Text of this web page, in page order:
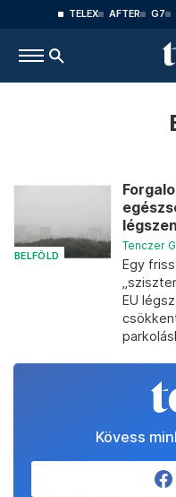
TELEX AFTER G7
BELFÖLD
Tenczer
Egy
EU
Kövess